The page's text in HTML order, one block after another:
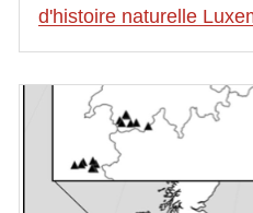
d'histoire naturelle